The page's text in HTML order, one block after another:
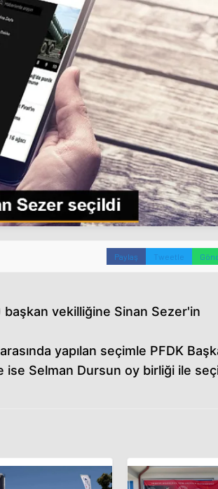
Paylaş Tweetle
vekilliğine Sinan Sezer'in
yapılan seçimle PFDK
ise Selman Dursun oy birliği ile